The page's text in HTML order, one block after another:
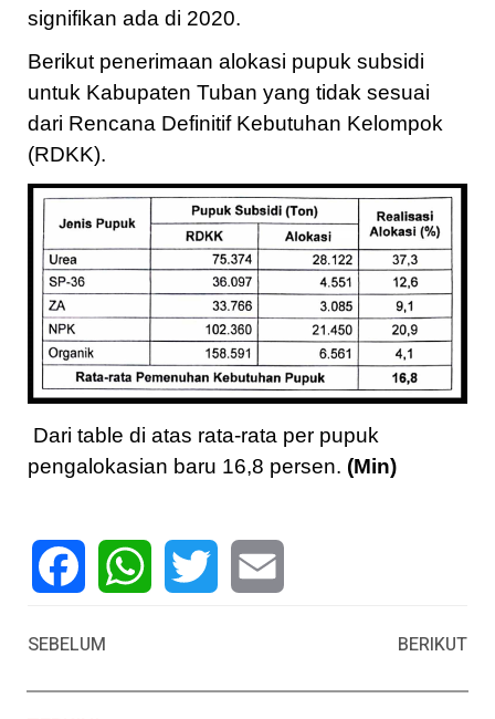
signifikan ada di 2020.
Berikut penerimaan alokasi pupuk subsidi
untuk Kabupaten Tuban yang tidak sesuai
dari Rencana Definitif Kebutuhan Kelompok
(RDKK).
Dari table di atas rata-rata per pupuk
pengalokasian baru 16,8 persen. (Min)
SEBELUM
BERIKUT